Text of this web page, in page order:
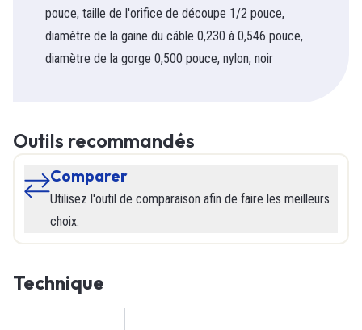
pouce, taille de l'orifice de découpe 1/2 pouce,
diamètre de la gaine du câble 0,230 à 0,546 pouce,
diamètre de la gorge 0,500 pouce, nylon, noir
Outils recommandés
Comparer
Utilisez l'outil de comparaison afin de faire les meilleurs
choix.
Technique